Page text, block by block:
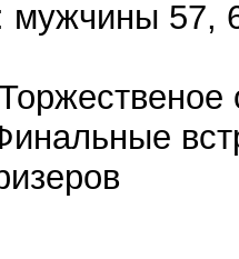
мужчины 57,